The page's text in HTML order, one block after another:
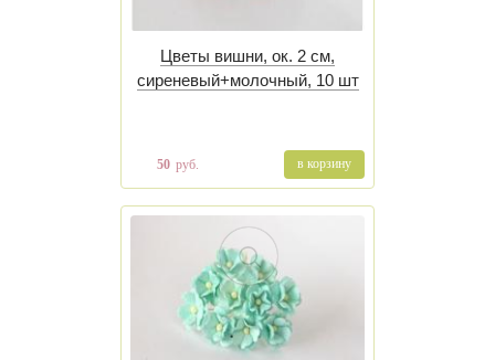
Цветы вишни, ок. 2 см,
сиреневый+молочный, 10 шт
50 руб. в корзину